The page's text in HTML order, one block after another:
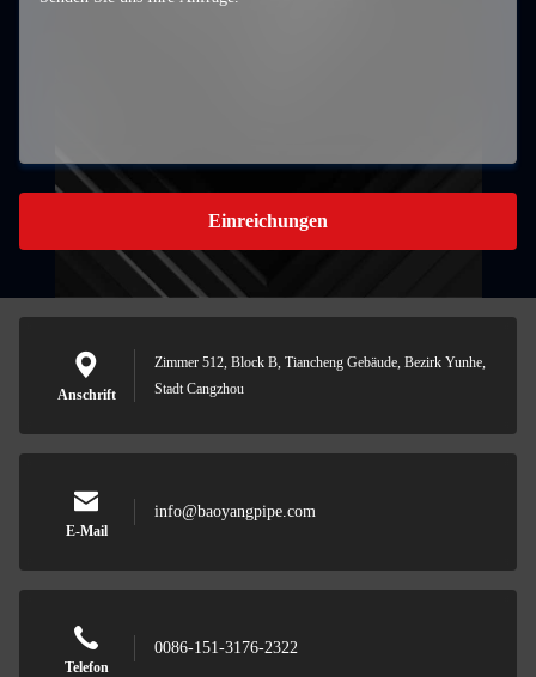
Einreichungen
Anschrift
Zimmer 512, Block B, Tiancheng Gebäude, Bezirk Yunhe,
Stadt Cangzhou
E-Mail
info@baoyangpipe.com
Telefon
0086-151-3176-2322